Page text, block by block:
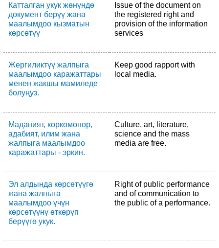
Катталган укук жөнүндө
документ берүү жана
маалымдоо кызматын
көрсөтүү
Issue of the document on
the registered right and
provision of the information
services
Жергиликтүү жалпыга
маалымдоо каражаттары
менен жакшы мамиледе
болуңуз.
Keep good rapport with
local media.
Маданият, көркөмөнөр,
адабият, илим жана
жалпыга маалымдоо
каражаттары - эркин.
Culture, art, literature,
science and the mass
media are free.
Эл алдында көрсөтүүгө
жана жалпыга
маалымдоо үчүн
көрсөтүүнү өткөрүп
берүүгө укук.
Right of public performance
and of communication to
the public of a performance.